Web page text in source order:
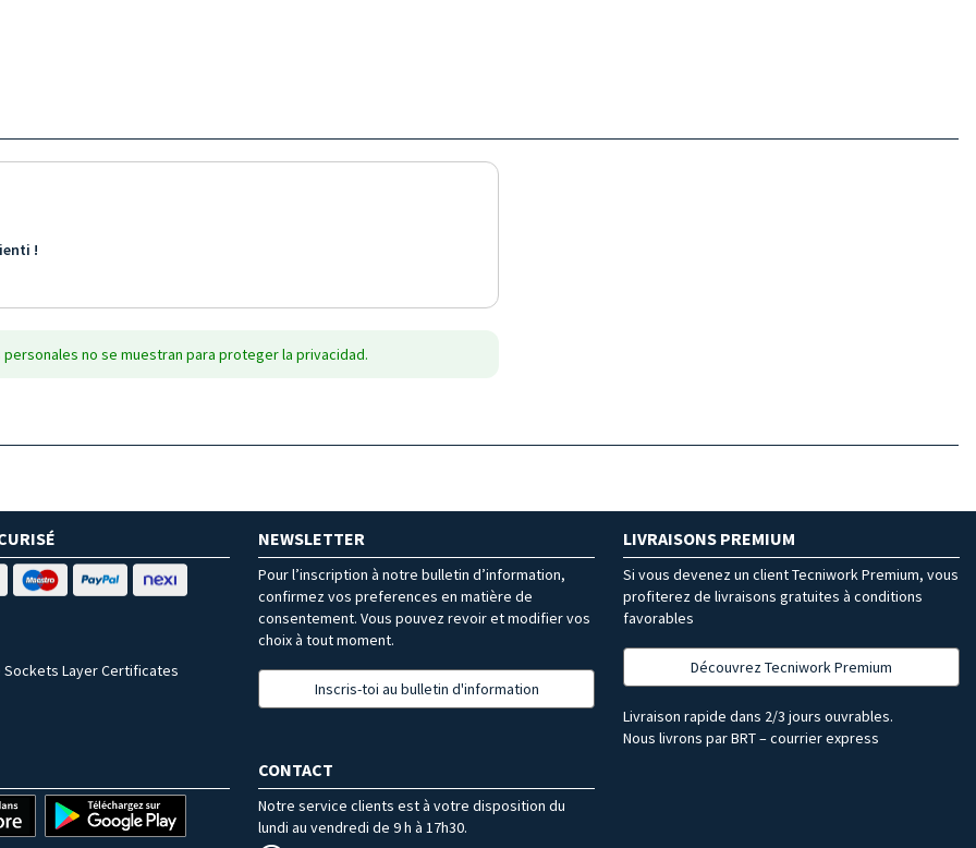
!
no se muestran para proteger la privacidad.
Sockets Layer Certificates
NEWSLETTER
Pour l’inscription à notre bulletin d’information,
confirmez vos preferences en matière de
consentement. Vous pouvez revoir et modifier vos
choix à tout moment.
Inscris-toi au bulletin d'information
LIVRAISONS PREMIUM
Si vous devenez un client Tecniwork Premium, vous
profiterez de livraisons gratuites à conditions
favorables
Découvrez Tecniwork Premium
Livraison rapide dans 2/3 jours ouvrables.
Nous livrons par BRT – courrier express
CONTACT
Notre service clients est à votre disposition du
lundi au vendredi de 9 h à 17h30.